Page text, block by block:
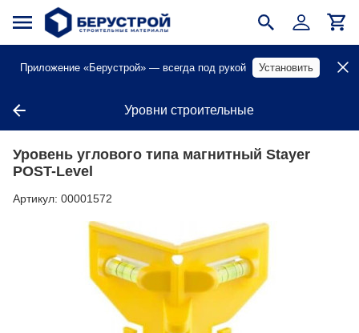
Приложение «Берустрой» — всегда под рукой Установить
Уровни строительные
Уровень углового типа магнитный Stayer
POST-Level
Артикул: 00001572